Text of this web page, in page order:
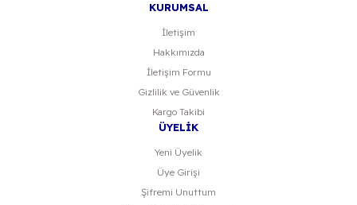
KURUMSAL
İletişim
Hakkımızda
İletişim Formu
Gizlilik ve Güvenlik
Kargo Takibi
ÜYELİK
Yeni Üyelik
Üye Girişi
Şifremi Unuttum